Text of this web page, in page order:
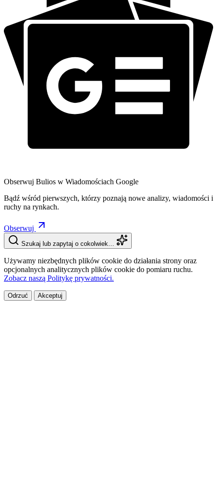
Obserwuj Bulios w Wiadomościach Google
Bądź wśród pierwszych, którzy poznają nowe analizy, wiadomości i
ruchy na rynkach.
Obserwuj
Szukaj lub zapytaj o cokolwiek…
Używamy niezbędnych plików cookie do działania strony oraz
opcjonalnych analitycznych plików cookie do pomiaru ruchu.
Zobacz naszą Politykę prywatności.
Odrzuć Akceptuj